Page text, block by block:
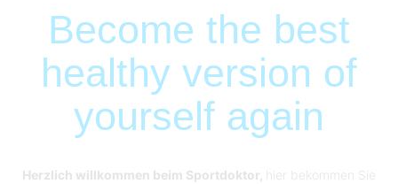
Become the best
healthy version of
yourself again
Herzlich willkommen beim Sportdoktor,
hier bekommen Sie